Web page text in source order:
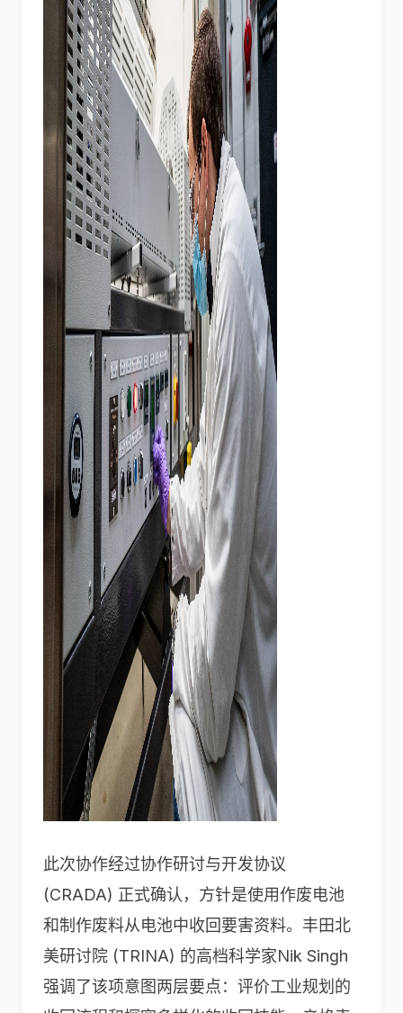
此次协作经过协作研讨与开发协议
(CRADA) 正式确认，方针是使用作废电池
和制作废料从电池中收回要害资料。丰田北
美研讨院 (TRINA) 的高档科学家Nik Singh
强调了该项意图两层要点：评价工业规划的